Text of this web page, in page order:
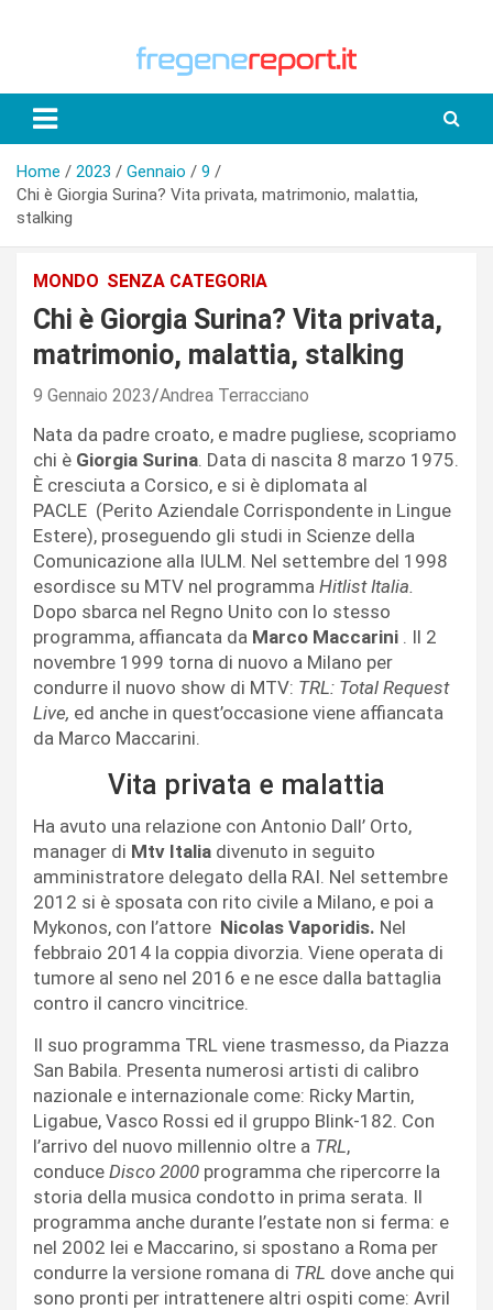
Home 2023 Gennaio
9
Chi è Giorgia Surina? Vita privata, matrimonio, malattia,
stalking
MONDO SENZA CATEGORIA
Chi è Giorgia Surina? Vita privata,
matrimonio, malattia, stalking
9 Gennaio 2023 Andrea Terracciano
Nata da padre croato, e madre pugliese, scopriamo
chi è Giorgia Surina. Data di nascita 8 marzo 1975.
È cresciuta a Corsico, e si è diplomata al
PACLE (Perito Aziendale Corrispondente in Lingue
Estere), proseguendo gli studi in Scienze della
Comunicazione alla IULM. Nel settembre del 1998
esordisce su MTV nel programma Hitlist Italia.
Dopo sbarca nel Regno Unito con lo stesso
programma, affiancata da Marco Maccarini . Il 2
novembre 1999 torna di nuovo a Milano per
condurre il nuovo show di MTV: TRL: Total Request
Live, ed anche in quest’occasione viene affiancata
da Marco Maccarini.
Vita privata e malattia
Ha avuto una relazione con Antonio Dall’ Orto,
manager di Mtv Italia divenuto in seguito
amministratore delegato della RAI. Nel settembre
2012 si è sposata con rito civile a Milano, e poi a
Mykonos, con l’attore Nicolas Vaporidis. Nel
febbraio 2014 la coppia divorzia. Viene operata di
tumore al seno nel 2016 e ne esce dalla battaglia
contro il cancro vincitrice.
Il suo programma TRL viene trasmesso, da Piazza
San Babila. Presenta numerosi artisti di calibro
nazionale e internazionale come: Ricky Martin,
Ligabue, Vasco Rossi ed il gruppo Blink-182. Con
l’arrivo del nuovo millennio oltre a TRL,
conduce Disco 2000 programma che ripercorre la
storia della musica condotto in prima serata. Il
programma anche durante l’estate non si ferma: e
nel 2002 lei e Maccarino, si spostano a Roma per
condurre la versione romana di TRL dove anche qui
sono pronti per intrattenere altri ospiti come: Avril